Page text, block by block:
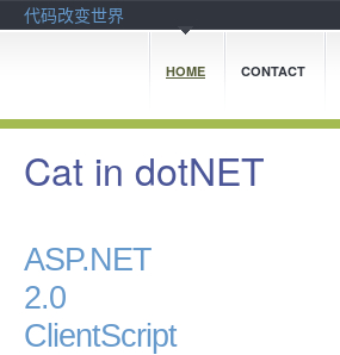
代码改变世界
HOME CONTACT
Cat in dotNET
ASP.NET
2.0
ClientScript